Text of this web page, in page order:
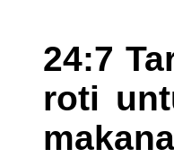
24:7
roti